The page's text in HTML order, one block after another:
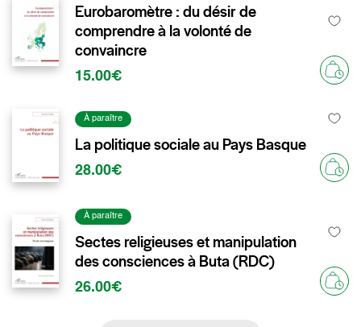
Eurobaromètre : du désir de
comprendre à la volonté de
convaincre
15.00€
À paraître
La politique sociale au Pays Basque
28.00€
À paraître
Sectes religieuses et manipulation
des consciences à Buta (RDC)
26.00€